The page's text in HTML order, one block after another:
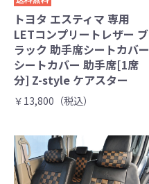
トヨタ エスティマ 専用
LETコンプリートレザー ブ
ラック 助手席シートカバー
シートカバー 助手席[1席
分] Z-style ケアスター
￥13,800（税込）